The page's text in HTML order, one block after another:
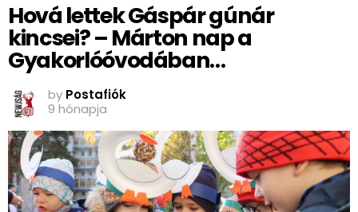
Hová lettek Gáspár gúnár
kincsei? – Márton nap a
Gyakorlóóvodában…
by Postafiók
9 hónapja